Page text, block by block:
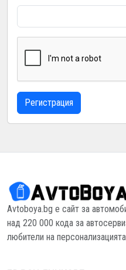
Регистрация
Avtoboya.bg е сайт за
над 220 000 кода за
любители на